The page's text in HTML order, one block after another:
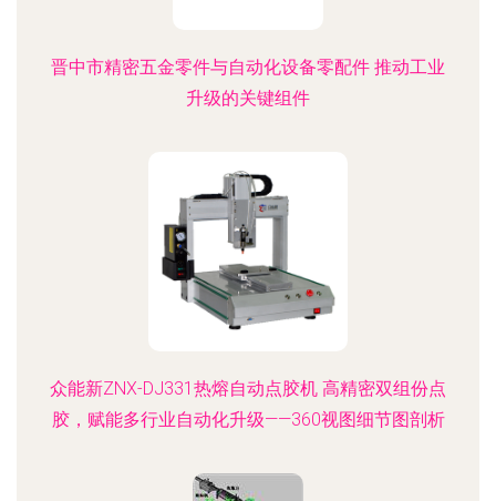
晋中市精密五金零件与自动化设备零配件 推动工业
升级的关键组件
众能新ZNX-DJ331热熔自动点胶机 高精密双组份点
胶，赋能多行业自动化升级——360视图细节图剖析